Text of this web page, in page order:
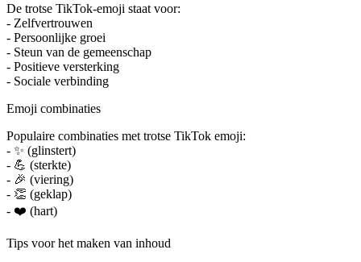
De trotse TikTok-emoji staat voor:
- Zelfvertrouwen
- Persoonlijke groei
- Steun van de gemeenschap
- Positieve versterking
- Sociale verbinding
Emoji combinaties
Populaire combinaties met trotse TikTok emoji:
- ✨ (glinstert)
- 💪 (sterkte)
- 🎉 (viering)
- 👏 (geklap)
- ❤️ (hart)
Tips voor het maken van inhoud